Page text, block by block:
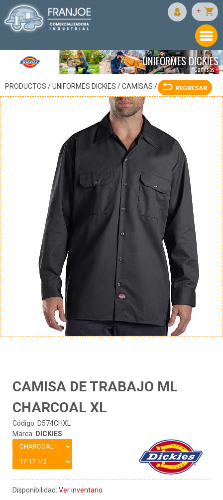
+
UNIFORMES DICKIES
Camisas •
PRODUCTOS /UNIFORMES DICKIES /CAMISAS / REGRESAR
CAMISA DE TRABAJO ML
CHARCOAL XL
Código: D574CHXL
Marca: DICKIES
Disponibilidad: Ver inventario